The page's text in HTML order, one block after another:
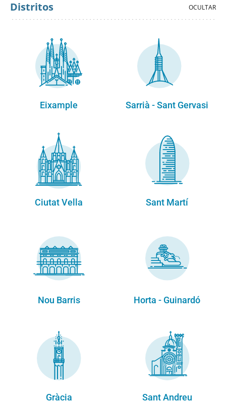
Distritos
Eixample Sarrià - Sant Gervasi
Ciutat Vella Sant Martí
Nou Barris Horta - Guinardó
Gràcia Sant Andreu